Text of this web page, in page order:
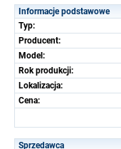
Informacje podstawowe
Typ:
Producent:
Model:
Rok produkcji:
Lokalizacja:
Cena:
Sprzedawca